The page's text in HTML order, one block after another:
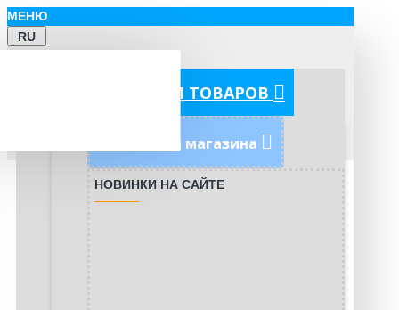
МЕНЮ
RU
КАТЕГОРИИ ТОВАРОВ
Новинки магазина
НОВИНКИ НА САЙТЕ